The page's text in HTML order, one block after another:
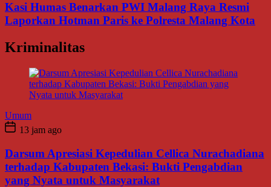
Kasi Humas Benarkan PWI Malang Raya Resmi
Laporkan Hotman Paris ke Polresta Malang Kota
Kriminalitas
Umum
13 jam ago
Darsum Apresiasi Kepedulian Cellica Nurachadiana
terhadap Kabupaten Bekasi: Bukti Pengabdian
yang Nyata untuk Masyarakat